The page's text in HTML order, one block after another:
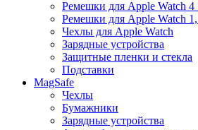
Ремешки для Apple Watch 4
Ремешки для Apple Watch 1,
Чехлы для Apple Watch
Зарядные устройства
Защитные пленки и стекла
Подставки
MagSafe
Чехлы
Бумажники
Зарядные устройства